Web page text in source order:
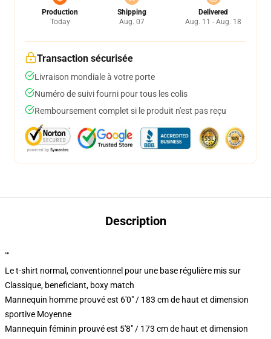
Production
Today
Shipping
Aug. 07
Delivered
Aug. 11 - Aug. 18
Transaction sécurisée
Livraison mondiale à votre porte
Numéro de suivi fourni pour tous les colis
Remboursement complet si le produit n'est pas reçu
Description
""
Le t-shirt normal, conventionnel pour une base régulière mis sur
Classique, beneficiant, boxy match
Mannequin homme prouvé est 6'0" / 183 cm de haut et dimension
sportive Moyenne
Mannequin féminin prouvé est 5'8" / 173 cm de haut et dimension